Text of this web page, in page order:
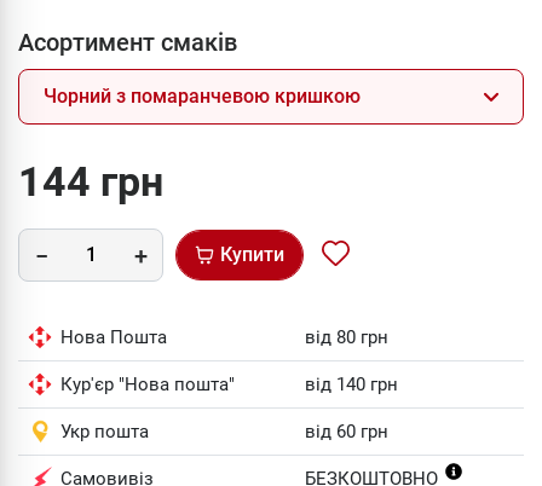
Асортимент смаків
Чорний з помаранчевою кришкою
144 грн
Купити
Нова Пошта від 80 грн
Кур'єр "Нова пошта" від 140 грн
Укр пошта від 60 грн
Самовивіз БЕЗКОШТОВНО